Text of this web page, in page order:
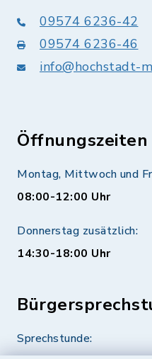
09574 6236-42
09574 6236-46
info@hochstadt-
Öffnungszeiten
Montag, Mittwoch und
08:00-12:00 Uhr
Donnerstag zusätzlich:
14:30-18:00 Uhr
Sprechstunde: